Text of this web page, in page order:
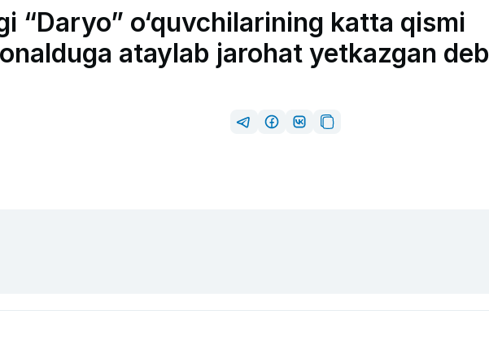
“Daryo” o‘quvchilarining katta qismi
ataylab jarohat yetkazgan deb